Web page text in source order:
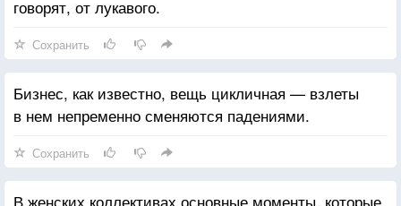
говорят, от лукавого.
Сохранить
Бизнес, как известно, вещь цикличная — взлеты
в нем непременно сменяются падениями.
Сохранить
В женских коллективах основные моменты, которые